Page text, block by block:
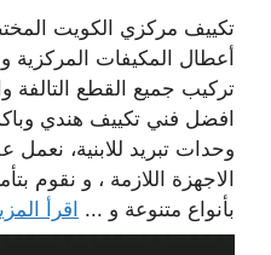
تكييف مركزي الكويت
أعطال المكيفات المركزية
تركيب جميع القطع التالفة
افضل فني تكييف هندي
وحدات تبريد للابنية،
الاجهزة اللازمة ، و نقوم
بأنواع متنوعة و ... اقرأ